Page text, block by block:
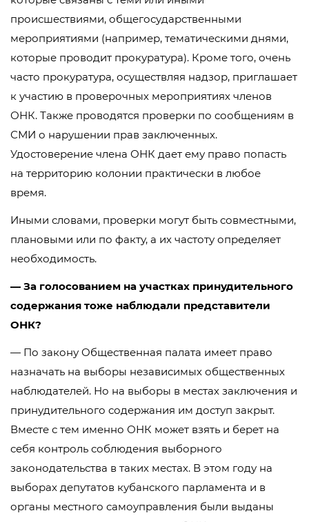
происшествиями, общегосударственными
мероприятиями (например, тематическими днями,
которые проводит прокуратура). Кроме того, очень
часто прокуратура, осуществляя надзор, приглашает
к участию в проверочных мероприятиях членов
ОНК. Также проводятся проверки по сообщениям в
СМИ о нарушении прав заключенных.
Удостоверение члена ОНК дает ему право попасть
на территорию колонии практически в любое
время.
Иными словами, проверки могут быть совместными,
плановыми или по факту, а их частоту определяет
необходимость.
— За голосованием на участках принудительного
содержания тоже наблюдали представители
ОНК?
— По закону Общественная палата имеет право
назначать на выборы независимых общественных
наблюдателей. Но на выборы в местах заключения и
принудительного содержания им доступ закрыт.
Вместе с тем именно ОНК может взять и берет на
себя контроль соблюдения выборного
законодательства в таких местах. В этом году на
выборах депутатов кубанского парламента и в
органы местного самоуправления были выданы